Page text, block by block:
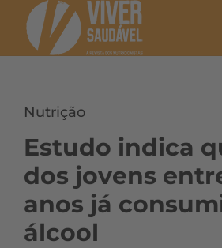
Nutrição
Estudo indica
dos jovens
anos já
álcool